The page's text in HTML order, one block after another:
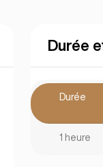
Durée
Durée
1 heure